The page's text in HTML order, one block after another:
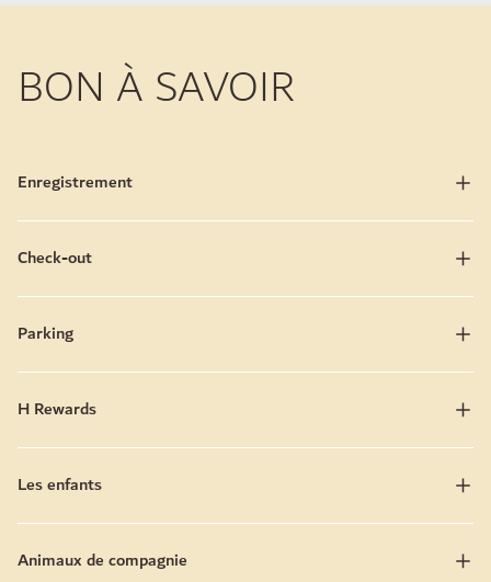
BON À SAVOIR
Enregistrement
Check-out
Parking
H Rewards
Les enfants
Animaux de compagnie